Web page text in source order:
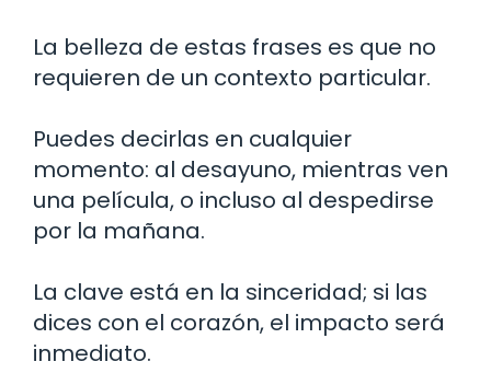
La belleza de estas frases es que no
requieren de un contexto particular.
Puedes decirlas en cualquier
momento: al desayuno, mientras ven
una película, o incluso al despedirse
por la mañana.
La clave está en la sinceridad; si las
dices con el corazón, el impacto será
inmediato.